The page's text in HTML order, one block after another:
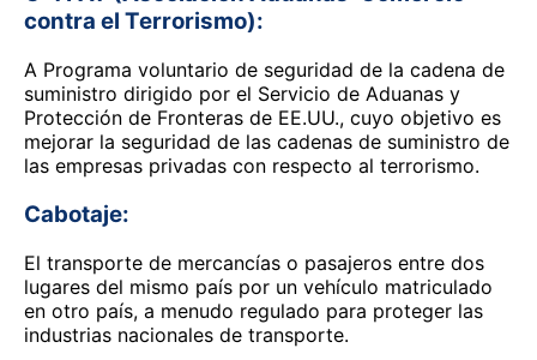
contra el Terrorismo):
A Programa voluntario de seguridad de la cadena de
suministro dirigido por el Servicio de Aduanas y
Protección de Fronteras de EE.UU., cuyo objetivo es
mejorar la seguridad de las cadenas de suministro de
las empresas privadas con respecto al terrorismo.
Cabotaje:
El transporte de mercancías o pasajeros entre dos
lugares del mismo país por un vehículo matriculado
en otro país, a menudo regulado para proteger las
industrias nacionales de transporte.